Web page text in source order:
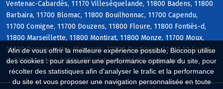
Afin de vous offrir la meilleure expérience possible, Biocoop utilise
des cookies : pour assurer une performance optimale du site, pour
récolter des statistiques afin d'analyser le trafic et la performance
du site et vous proposer une navigation personnalisée en toute
Ventenac-Cabardès, 11170 Villesèquelande, 11800 Badens, 11800
Barbaira, 11700 Blomac, 11800 Bouilhonnac, 11700 Capendu,
11700 Comigne, 11700 Douzens, 11800 Floure, 11800 Fontiès-d,
11800 Marseillette, 11800 Montirat, 11800 Monze, 11700 Moux,
11700 Roquecourbe-Minervois, 11800 Rustiques, 11700 St-Couat-
d, 11800 Trèbes, 11800 Villedubert, 11000 Carcassonne